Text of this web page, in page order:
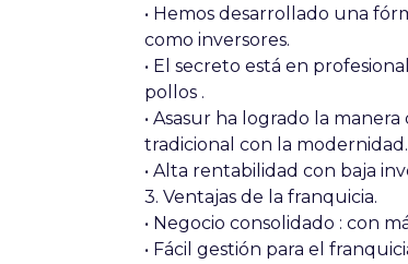
• Hemos desarrollado una
como inversores.
• El secreto está en
pollos .
• Asasur ha logrado la
tradicional con la modernidad.
• Alta rentabilidad con baja
3. Ventajas de la franquicia.
• Negocio consolidado : con
• Fácil gestión para el